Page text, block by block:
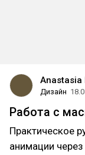
Anastasia
Дизайн
Работа с
Практическое
анимации